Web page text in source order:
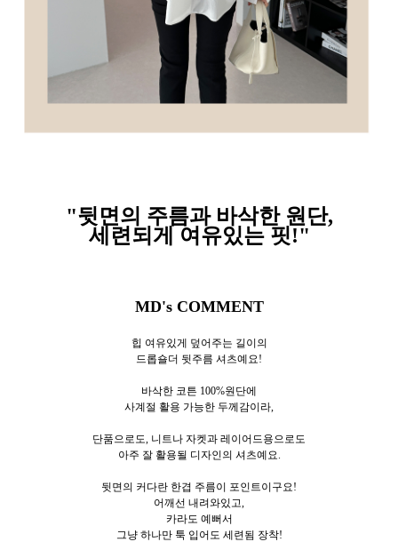
"뒷면의 주름과 바삭한 원단,
세련되게 여유있는 핏!"
MD's COMMENT
힙 여유있게 덮어주는 길이의
드롭숄더 뒷주름 셔츠예요!
바삭한 코튼 100%원단에
사계절 활용 가능한 두께감이라,
단품으로도, 니트나 자켓과 레이어드용으로도
아주 잘 활용될 디자인의 셔츠예요.
뒷면의 커다란 한겹 주름이 포인트이구요!
어깨선 내려와있고,
카라도 예뻐서
그냥 하나만 툭 입어도 세련됨 장착!